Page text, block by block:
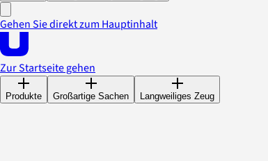
Gehen Sie direkt zum Hauptinhalt
Zur Startseite gehen
Produkte Großartige Sachen Langweiliges Zeug